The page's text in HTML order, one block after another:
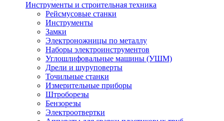
Инструменты и строительная техника
Рейсмусовые станки
Инструменты
Замки
Электроножницы по металлу
Наборы электроинструментов
Углошлифовальные машины (УШМ)
Дрели и шуруповерты
Точильные станки
Измерительные приборы
Штроборезы
Бензорезы
Электроотвертки